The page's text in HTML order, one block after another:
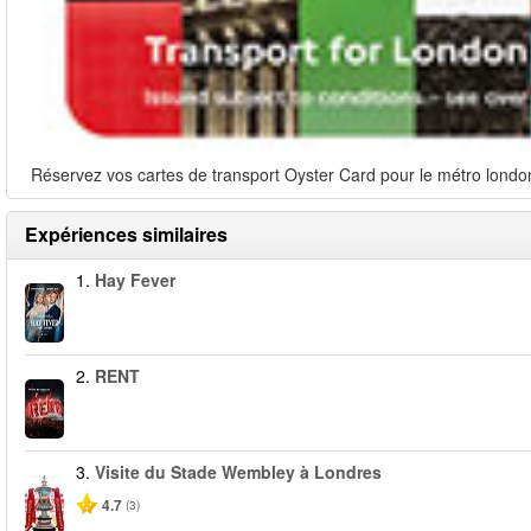
Réservez vos cartes de transport Oyster Card pour le métro
Expériences similaires
1. Hay Fever
2. RENT
3. Visite du Stade Wembley à Londres
4.7 (3)